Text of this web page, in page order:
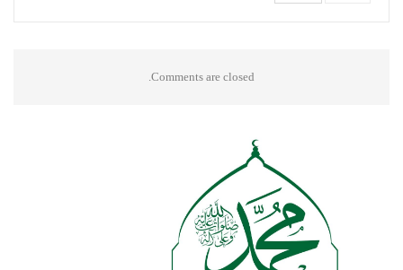
Comments are closed.